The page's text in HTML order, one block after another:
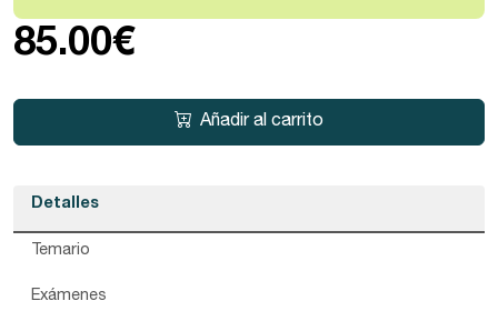
85.00€
Añadir al carrito
Detalles
Temario
Exámenes